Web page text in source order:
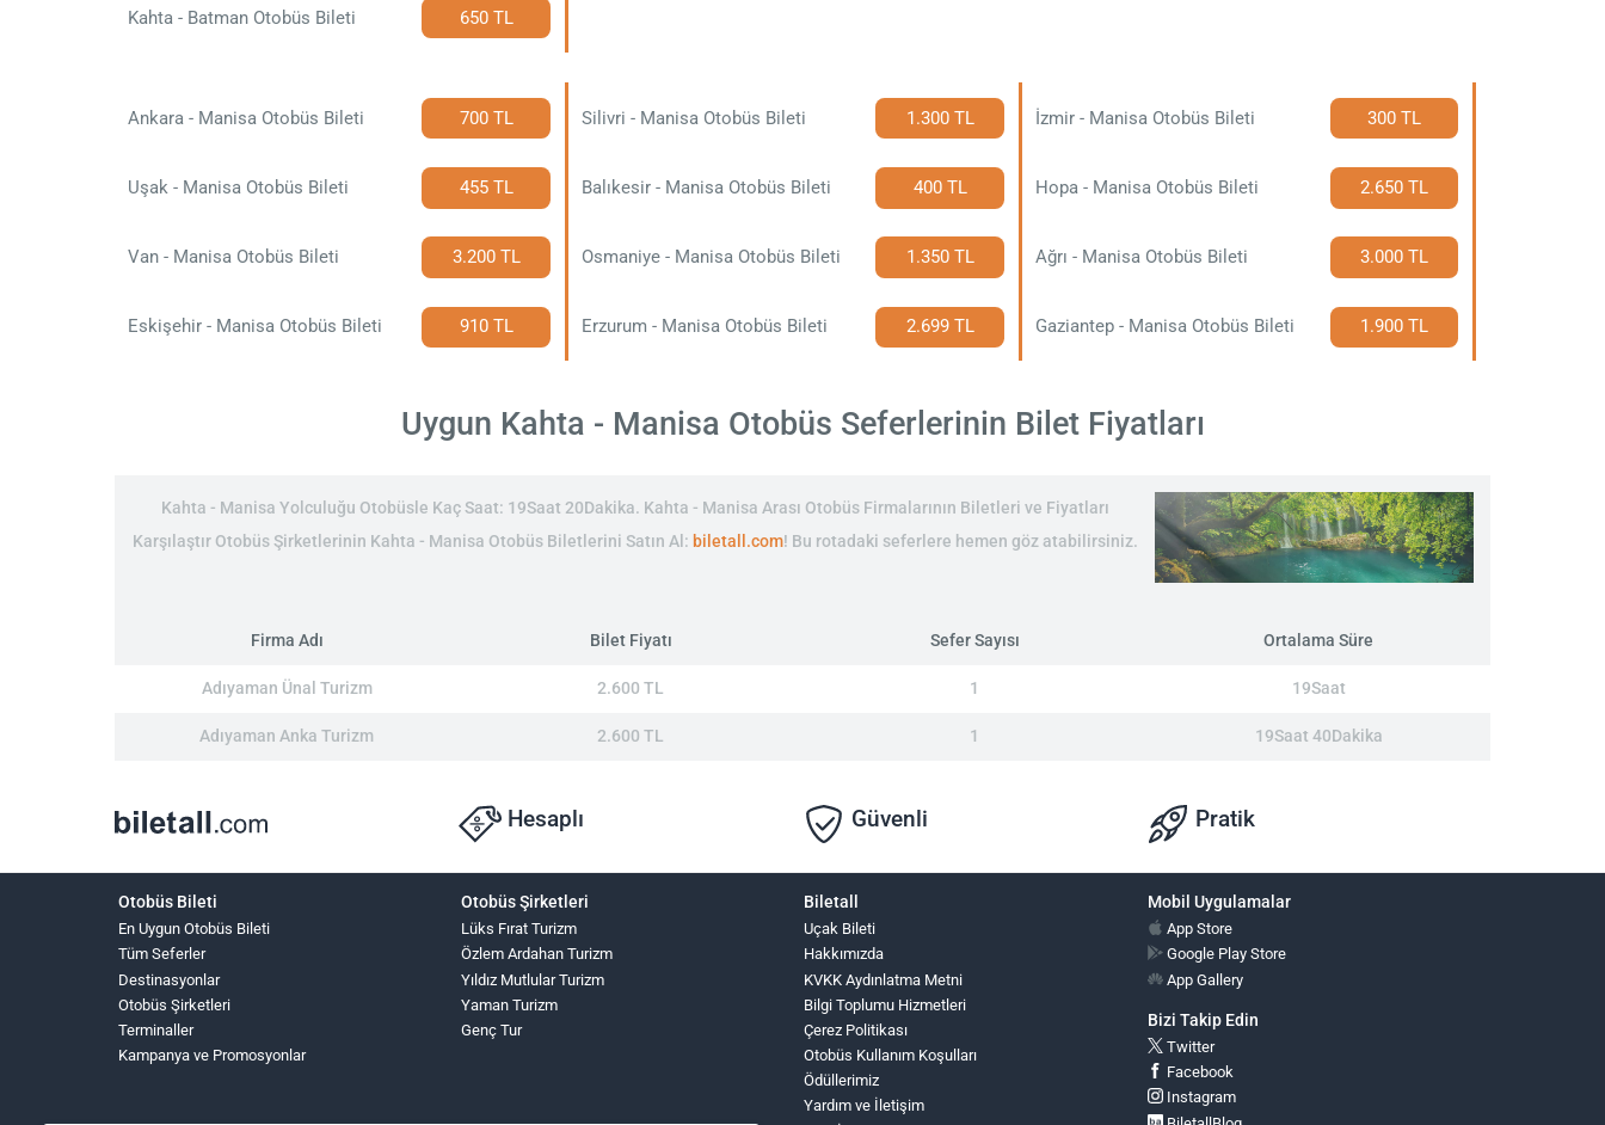
Kahta - Batman Otobüs Bileti 650 TL
Ankara - Manisa Otobüs Bileti 700 TL Silivri - Manisa Otobüs Bileti 1.300 TL İzmir - Manisa Otobüs Bileti 300 TL
Uşak - Manisa Otobüs Bileti 455 TL Balıkesir - Manisa Otobüs Bileti 400 TL Hopa - Manisa Otobüs Bileti 2.650 TL
Van - Manisa Otobüs Bileti 3.200 TL Osmaniye - Manisa Otobüs Bileti 1.350 TL Ağrı - Manisa Otobüs Bileti 3.000 TL
Eskişehir - Manisa Otobüs Bileti 910 TL Erzurum - Manisa Otobüs Bileti 2.699 TL Gaziantep - Manisa Otobüs Bileti 1.900 TL
Uygun Kahta - Manisa Otobüs Seferlerinin Bilet Fiyatları
Kahta - Manisa Yolculuğu Otobüsle Kaç Saat: 19Saat 20Dakika. Kahta - Manisa Arası Otobüs Firmalarının Biletleri ve Fiyatları
Karşılaştır Otobüs Şirketlerinin Kahta - Manisa Otobüs Biletlerini Satın Al: biletall.com! Bu rotadaki seferlere hemen göz atabilirsiniz.
Firma Adı Bilet Fiyatı Sefer Sayısı Ortalama Süre
Adıyaman Ünal Turizm 2.600 TL 1 19Saat
Adıyaman Anka Turizm 2.600 TL 1 19Saat 40Dakika
Hesaplı Güvenli Pratik
Otobüs Bileti
En Uygun Otobüs Bileti
Tüm Seferler
Destinasyonlar
Otobüs Şirketleri
Terminaller
Kampanya ve Promosyonlar
Otobüs Şirketleri
Lüks Fırat Turizm
Özlem Ardahan Turizm
Yıldız Mutlular Turizm
Yaman Turizm
Genç Tur
Biletall
Uçak Bileti
Hakkımızda
KVKK Aydınlatma Metni
Bilgi Toplumu Hizmetleri
Çerez Politikası
Otobüs Kullanım Koşulları
Ödüllerimiz
Yardım ve İletişim
Mobil Uygulamalar
App Store
Google Play Store
App Gallery
Bizi Takip Edin
Twitter
Facebook
Instagram